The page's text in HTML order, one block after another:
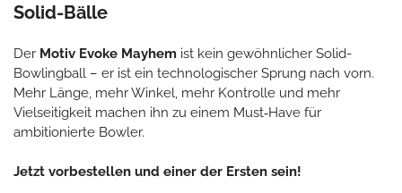
Solid-Bälle
Der Motiv Evoke Mayhem ist kein gewöhnlicher Solid-
Bowlingball – er ist ein technologischer Sprung nach vorn.
Mehr Länge, mehr Winkel, mehr Kontrolle und mehr
Vielseitigkeit machen ihn zu einem Must‑Have für
ambitionierte Bowler.
Jetzt vorbestellen und einer der Ersten sein!